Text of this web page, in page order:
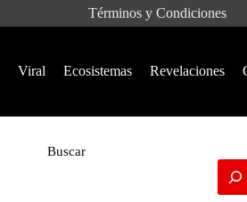
Términos y Condiciones
Viral Ecosistemas Revelaciones
Buscar